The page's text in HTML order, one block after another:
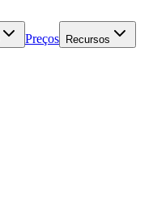
Preços Recursos